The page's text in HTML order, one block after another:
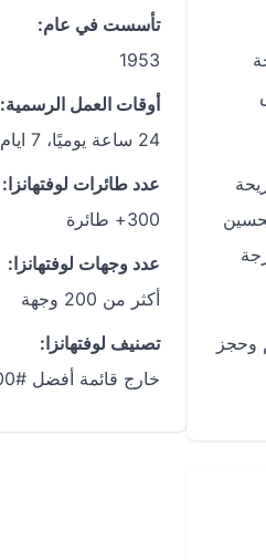
وحجز
تأسست في عام:
1953
أوقات العمل الرسمية:
24 ساعة يوميًا، 7 ايام في الاسبوع
عدد طائرات لوفتهانزا:
300+ طائرة
عدد وجهات لوفتهانزا:
أكثر من 200 وجهة
تصنيف لوفتهانزا:
خارج قائمة أفضل #100